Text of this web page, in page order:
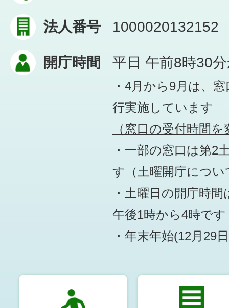
法人番号 1000020132152
開庁時間 平日 午前8時30
・4月から9月は、
行実施しています
（窓口の受付時間
・一部の窓口は第2
す （土曜開庁につ
・土曜日の開庁時
午後1時から4時です
・年末年始(12月29